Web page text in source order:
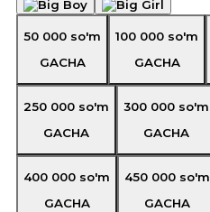
50 000 so'm
GACHA
100 000 so'm
GACHA
250 000 so'm
GACHA
300 000 so'm
GACHA
400 000 so'm
GACHA
450 000 so'm
GACHA